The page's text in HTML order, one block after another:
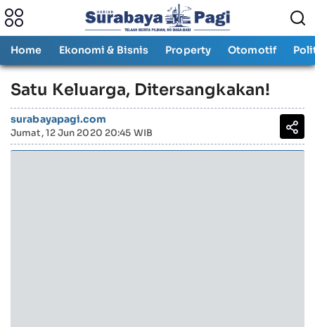
Home Ekonomi & Bisnis Property Otomotif
Satu Keluarga, Ditersangkakan!
surabayapagi.com
Jumat, 12 Jun 2020 20:45 WIB